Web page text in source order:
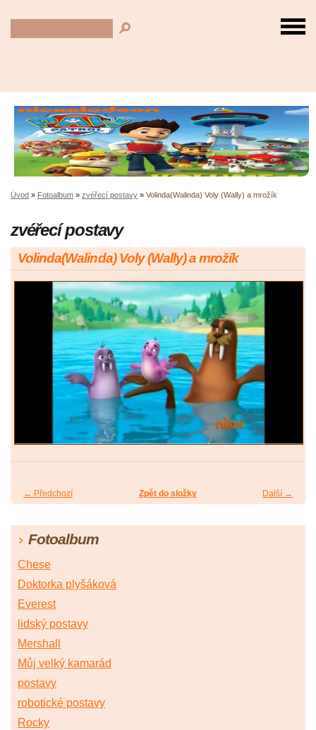
Úvod » Fotoalbum » zvéřecí postavy » Volinda(Walinda) Voly (Wally) a mrožík
zvéřecí postavy
Volinda(Walinda) Voly (Wally) a mrožík
← Předchozí Další →
Zpět do složky
Fotoalbum
Chese
Doktorka plyšáková
Everest
lidský postavy
Mershall
Můj velký kamarád
postavy
robotické postavy
Rocky